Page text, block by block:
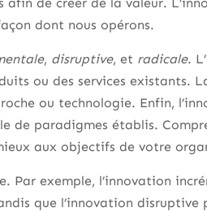
dont nous opérons.
, disruptive, et radicale.
ou des services existants.
ou technologie. Enfin,
de paradigmes établis.
aux objectifs de votre
Par exemple, l’innovation
que l’innovation